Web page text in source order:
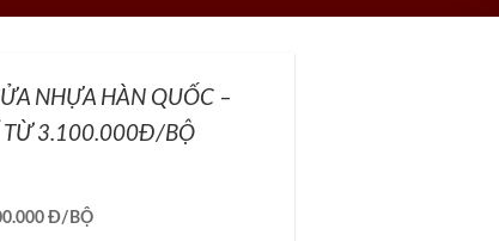
NHỰA HÀN QUỐC –
TỪ 3.100.000Đ/BỘ
Đ/BỘ